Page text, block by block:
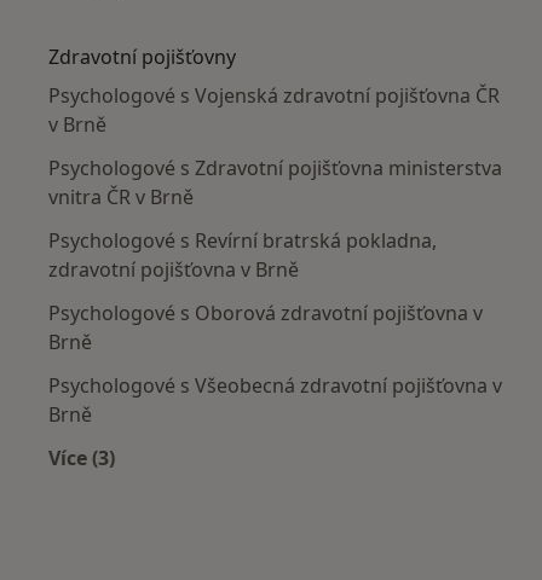
Zdravotní pojišťovny
Psychologové s Vojenská zdravotní pojišťovna ČR
v Brně
Psychologové s Zdravotní pojišťovna ministerstva
vnitra ČR v Brně
Psychologové s Revírní bratrská pokladna,
zdravotní pojišťovna v Brně
Psychologové s Oborová zdravotní pojišťovna v
Brně
Psychologové s Všeobecná zdravotní pojišťovna v
Brně
Více (3)